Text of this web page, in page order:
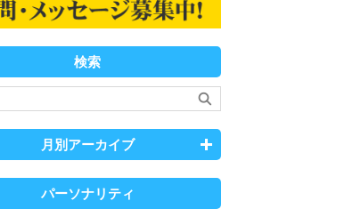
検索
月別アーカイブ
パーソナリティ